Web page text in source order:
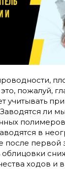
пожалуй,
учитывать
ли
в
после первой
ходов и